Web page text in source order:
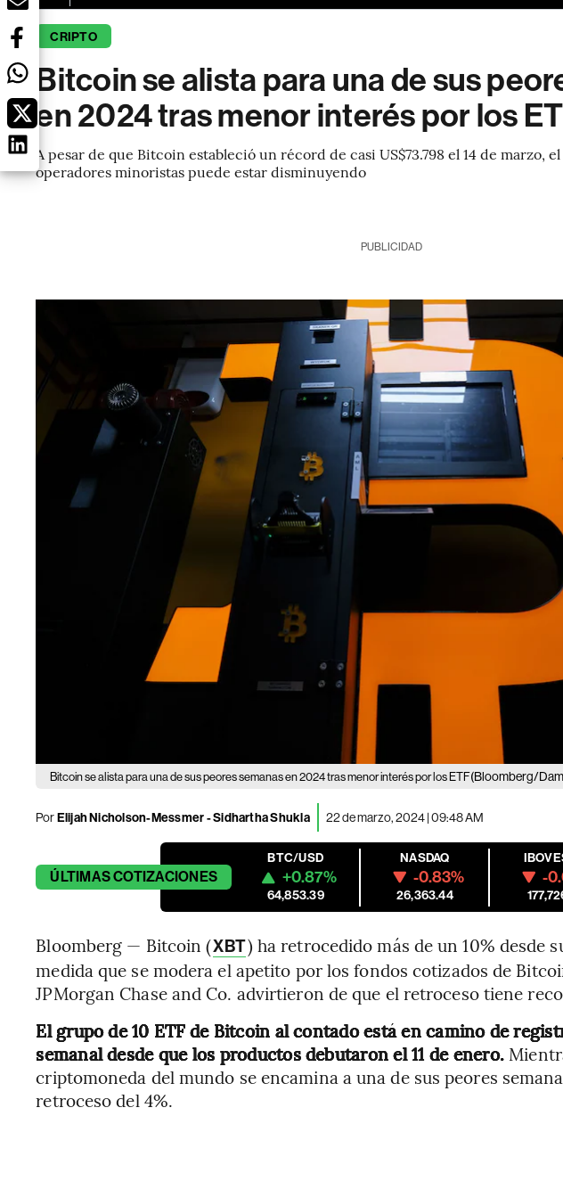
CRIPTO
Bitcoin se alista para una de sus
en 2024 tras menor interés por los
A pesar de que Bitcoin estableció un récord de casi US$73.798 el 14 de marzo,
operadores minoristas puede estar disminuyendo
PUBLICIDAD
Bitcoin se alista para una de sus peores semanas en 2024 tras menor interés por los ETF(Bloomberg/
PorElijah Nicholson-Messmer - Sidhartha Shukla 22 de marzo, 2024 | 09:48 AM
ÚLTIMASCOTIZACIONES
BTC/USD
+0.87%
64,853.39
NASDAQ
-0.83%
26,363.44
-
Bloomberg — Bitcoin (XBT) ha retrocedido más de un 10% desde
medida que se modera el apetito por los fondos cotizados de
JPMorgan Chase and Co. advirtieron de que el retroceso tiene
El grupo de 10 ETF de Bitcoin al contado está en camino de
semanal desde que los productos debutaron el 11 de enero.
criptomoneda del mundo se encamina a una de sus peores
retroceso del 4%.